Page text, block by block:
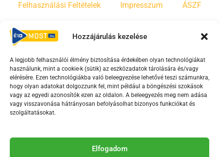
Hozzájárulás kezelése
A legjobb felhasználói élmény biztosítása érdekében olyan technológiákat
használunk, mint a cookie-k (sütik) az eszközadatok tárolására és/vagy
elérésére. Ezen technológiákba való beleegyezése lehetővé teszi számunkra,
hogy olyan adatokat dolgozzunk fel, mint például a böngészési szokások
vagy az egyedi azonosítók ezen az oldalon. A beleegyezés meg nem adása
vagy visszavonása hátrányosan befolyásolhat bizonyos funkciókat és
szolgáltatásokat.
Elfogadom
Felhasználási Feltételek Impresszum ÁSZF
Irányelvek
F
a
c
e
b
o
Y
o
u
t
u
e
T
i
k
t
Az Érd Média médiaszolgáltatási tevékenységét a
Médiatanács a Magyar Média Mecenatúra program